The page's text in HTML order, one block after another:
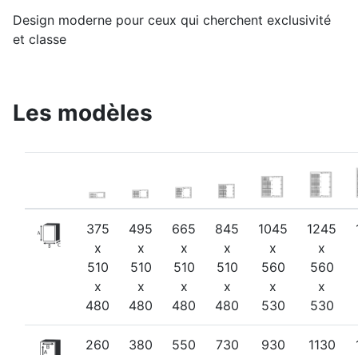
Design moderne pour ceux qui cherchent exclusivité
et classe
Les modèles
375
x
510
x
480
495
x
510
x
480
665
x
510
x
480
845
x
510
x
480
1045
x
560
x
530
1245
x
560
x
530
260
380
550
730
930
1130